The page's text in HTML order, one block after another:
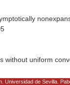
uniform
Universidad de Sevilla.